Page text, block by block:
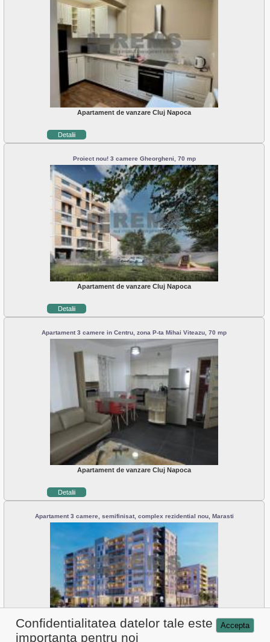
Apartament de vanzare Cluj Napoca
Detalii
Proiect nou! 3 camere Gheorgheni, 70 mp
Apartament de vanzare Cluj Napoca
Detalii
Apartament 3 camere in Centru, zona P-ta Mihai Viteazu, 70 mp
Apartament de vanzare Cluj Napoca
Detalii
Apartament 3 camere, semifinisat, complex rezidential nou, Marasti
Detalii
Confidentialitatea datelor tale este
importanta pentru noi
Accepta